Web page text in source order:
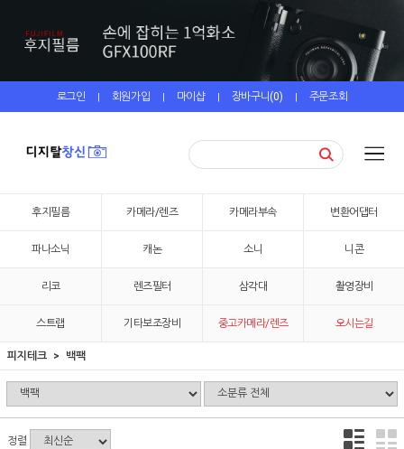
로그인 | 회원가입 | 마이샵 | 장바구니(0) | 주문조회
후지필름 카메라/렌즈 카메라부속 변환어댑터
파나소닉 캐논 소니 니콘
리코 렌즈필터 삼각대 촬영장비
스트랩 기타보조장비 중고카메라/렌즈 오시는길
피지테크 백팩
정렬